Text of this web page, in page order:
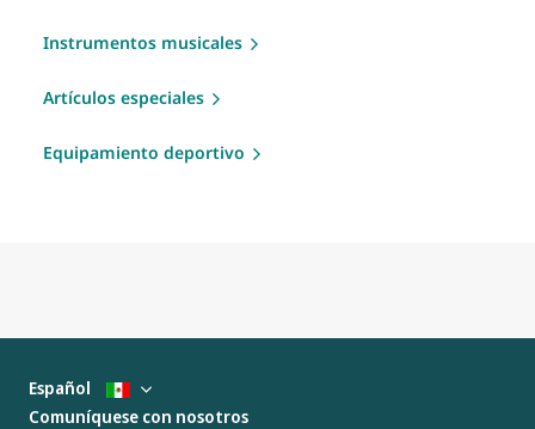
Instrumentos musicales
Artículos especiales
Equipamiento deportivo
Español
Comuníquese con nosotros